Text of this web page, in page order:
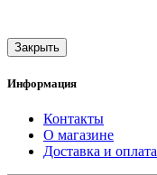
Закрыть
Информация
Контакты
О магазине
Доставка и оплата